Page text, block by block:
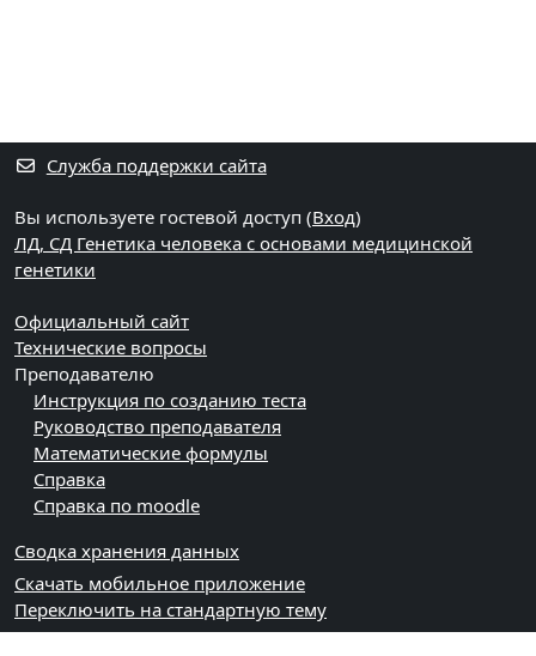
Служба поддержки сайта
Вы используете гостевой доступ (Вход)
ЛД, СД Генетика человека с основами медицинской
генетики
Официальный сайт
Технические вопросы
Преподавателю
Инструкция по созданию теста
Руководство преподавателя
Математические формулы
Справка
Справка по moodle
Сводка хранения данных
Скачать мобильное приложение
Переключить на стандартную тему